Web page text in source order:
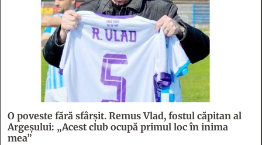
O poveste fără sfârşit. Remus Vlad, fostul căpitan al
Argeşului: „Acest club ocupă primul loc în inima
mea”